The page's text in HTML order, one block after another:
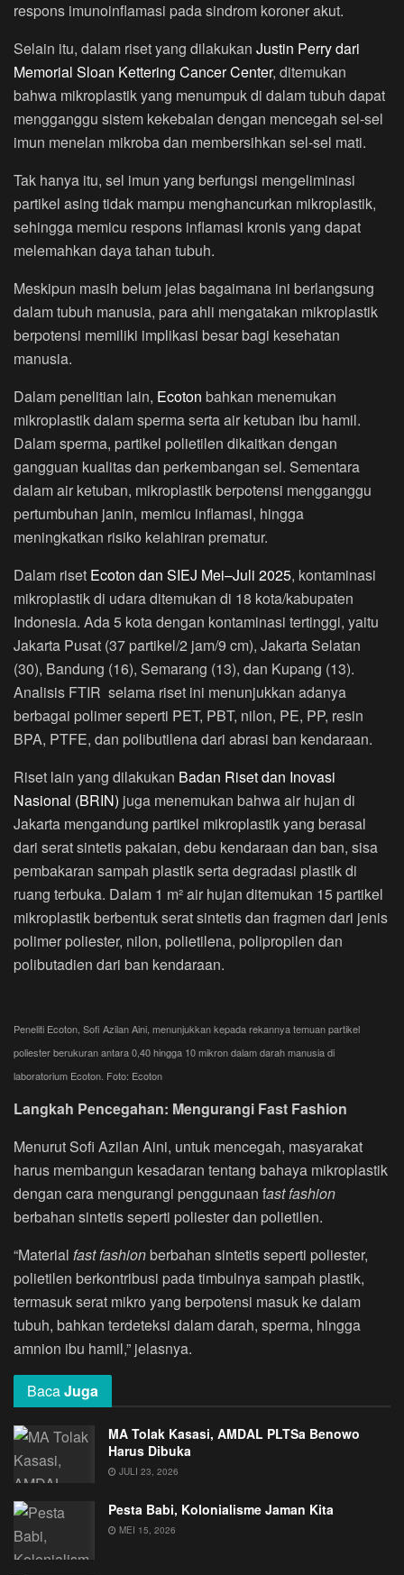
respons imunoinflamasi pada sindrom koroner akut.
Selain itu, dalam riset yang dilakukan Justin Perry dari
Memorial Sloan Kettering Cancer Center, ditemukan
bahwa mikroplastik yang menumpuk di dalam tubuh dapat
mengganggu sistem kekebalan dengan mencegah sel‑sel
imun menelan mikroba dan membersihkan sel‑sel mati.
Tak hanya itu, sel imun yang berfungsi mengeliminasi
partikel asing tidak mampu menghancurkan mikroplastik,
sehingga memicu respons inflamasi kronis yang dapat
melemahkan daya tahan tubuh.
Meskipun masih belum jelas bagaimana ini berlangsung
dalam tubuh manusia, para ahli mengatakan mikroplastik
berpotensi memiliki implikasi besar bagi kesehatan
manusia.
Dalam penelitian lain, Ecoton bahkan menemukan
mikroplastik dalam sperma serta air ketuban ibu hamil.
Dalam sperma, partikel polietilen dikaitkan dengan
gangguan kualitas dan perkembangan sel. Sementara
dalam air ketuban, mikroplastik berpotensi mengganggu
pertumbuhan janin, memicu inflamasi, hingga
meningkatkan risiko kelahiran prematur.
Dalam riset Ecoton dan SIEJ Mei–Juli 2025, kontaminasi
mikroplastik di udara ditemukan di 18 kota/kabupaten
Indonesia. Ada 5 kota dengan kontaminasi tertinggi, yaitu
Jakarta Pusat (37 partikel/2 jam/9 cm), Jakarta Selatan
(30), Bandung (16), Semarang (13), dan Kupang (13).
Analisis FTIR selama riset ini menunjukkan adanya
berbagai polimer seperti PET, PBT, nilon, PE, PP, resin
BPA, PTFE, dan polibutilena dari abrasi ban kendaraan.
Riset lain yang dilakukan Badan Riset dan Inovasi
Nasional (BRIN) juga menemukan bahwa air hujan di
Jakarta mengandung partikel mikroplastik yang berasal
dari serat sintetis pakaian, debu kendaraan dan ban, sisa
pembakaran sampah plastik serta degradasi plastik di
ruang terbuka. Dalam 1 m² air hujan ditemukan 15 partikel
mikroplastik berbentuk serat sintetis dan fragmen dari jenis
polimer poliester, nilon, polietilena, polipropilen dan
polibutadien dari ban kendaraan.
Peneliti Ecoton, Sofi Azilan Aini, menunjukkan kepada rekannya temuan partikel
poliester berukuran antara 0,40 hingga 10 mikron dalam darah manusia di
laboratorium Ecoton. Foto: Ecoton
Langkah Pencegahan: Mengurangi Fast Fashion
Menurut Sofi Azilan Aini, untuk mencegah, masyarakat
harus membangun kesadaran tentang bahaya mikroplastik
dengan cara mengurangi penggunaan fast fashion
berbahan sintetis seperti poliester dan polietilen.
“Material fast fashionberbahan sintetis seperti poliester,
polietilen berkontribusi pada timbulnya sampah plastik,
termasuk serat mikro yang berpotensi masuk ke dalam
tubuh, bahkan terdeteksi dalam darah, sperma, hingga
amnion ibu hamil,” jelasnya.
BacaJuga
MA Tolak Kasasi, AMDAL PLTSa Benowo
Harus Dibuka
JULI 23, 2026
Pesta Babi, Kolonialisme Jaman Kita
MEI 15, 2026